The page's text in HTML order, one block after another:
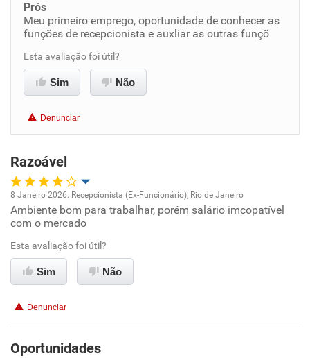
Ambiente de trabalho
Conciliação com a vida familiar
Benefícios
Prós
Meu primeiro emprego, oportunidade de conhecer as
funções de recepcionista e auxliar as outras funçõ
Esta avaliação foi útil?
Sim Não
Denunciar
Razoável
Oportunidade de promoção
Ambiente de trabalho
Conciliação com a vida familiar
Recomenda esta empresa
8 Janeiro 2026. Recepcionista (Ex-Funcionário), Rio de Janeiro
Ambiente bom para trabalhar, porém salário imcopatível
com o mercado
Esta avaliação foi útil?
Sim Não
Denunciar
Oportunidades